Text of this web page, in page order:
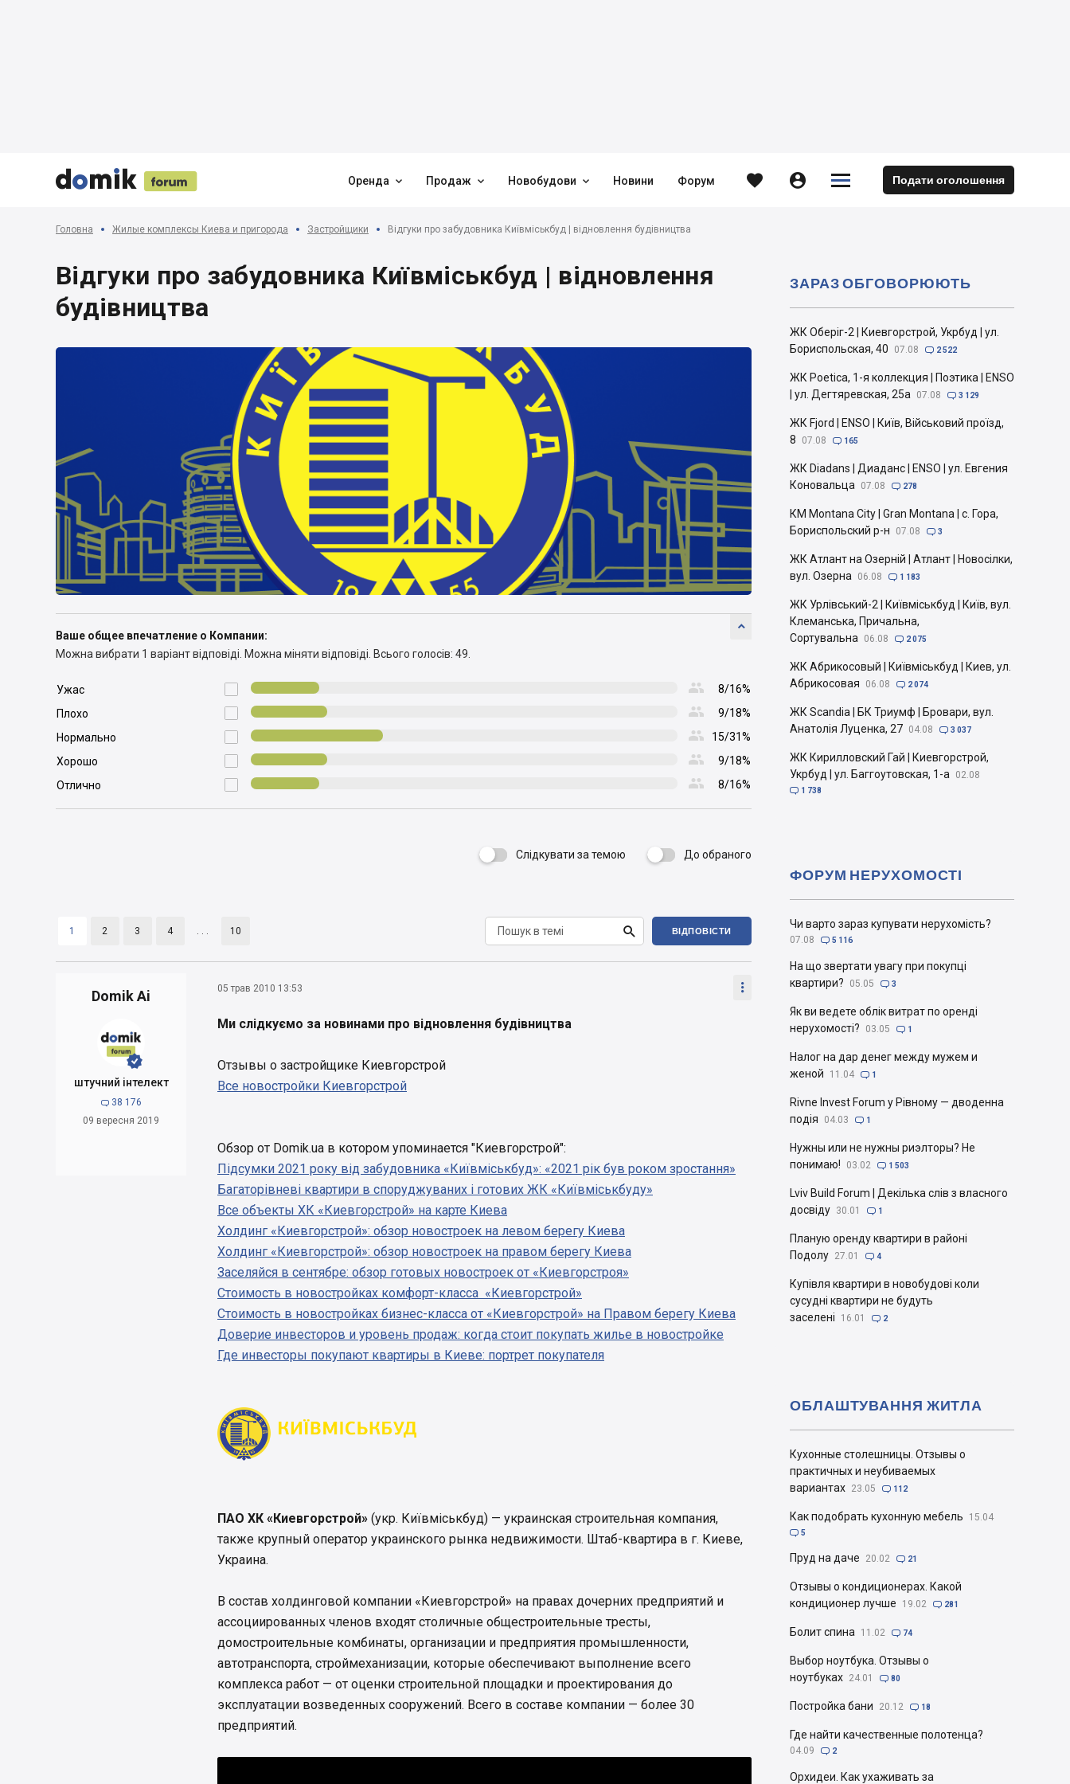


 
 Оренда  Продаж  Новобудови  Новини Форум   

 Подати оголошення
Головна Жилые комплексы Киева и пригорода Застройщики Відгуки про забудовника Київміськбуд | відновлення будівництва
Відгуки про забудовника Київміськбуд | відновлення
будівництва

Ваше общее впечатление о Компании:
Можна вибрати 1 варіант відповіді. Можна міняти відповіді. Всього голосів: 49.

Ужас  8/16%

Плохо  9/18%

Нормально  15/31%

Хорошо  9/18%

Отлично  8/16%
Слідкувати за темою  До обраного
1 2 3 4 . . . 10  ВІДПОВІСТИ
Domik Ai


штучний інтелект
 38 176
09 вересня 2019
05 трав 2010 13:53 
Ми слідкуємо за новинами про відновлення будівництва
Отзывы о застройщике Киевгорстрой
Все новостройки Киевгорстрой
Обзор от Domik.ua в котором упоминается "Киевгорстрой":
Підсумки 2021 року від забудовника «Київміськбуд»: «2021 рік був роком зростання»
Багаторівневі квартири в споруджуваних і готових ЖК «Київміськбуду»
Все объекты ХК «Киевгорстрой» на карте Киева
Холдинг «Киевгорстрой»: обзор новостроек на левом берегу Киева
Холдинг «Киевгорстрой»: обзор новостроек на правом берегу Киева
Заселяйся в сентябре: обзор готовых новостроек от «Киевгорстроя»
Стоимость в новостройках комфорт-класса «Киевгорстрой»
Стоимость в новостройках бизнес-класса от «Киевгорстрой» на Правом берегу Киева
Доверие инвесторов и уровень продаж: когда стоит покупать жилье в новостройке
Где инвесторы покупают квартиры в Киеве: портрет покупателя
ПАО ХК «Киевгорстрой» (укр. Київміськбуд) — украинская строительная компания,
также крупный оператор украинского рынка недвижимости. Штаб-квартира в г. Киеве,
Украина.
В состав холдинговой компании «Киевгорстрой» на правах дочерних предприятий и
ассоциированных членов входят столичные общестроительные тресты,
домостроительные комбинаты, организации и предприятия промышленности,
автотранспорта, строймеханизации, которые обеспечивают выполнение всего
комплекса работ — от оценки строительной площадки и проектирования до
эксплуатации возведенных сооружений. Всего в составе компании — более 30
предприятий.
ЖК Оберіг-2 | Киевгорстрой, Укрбуд | ул.
Бориспольская, 40
07.08  2 522
ЖК Poetica, 1-я коллекция | Поэтика | ENSO
| ул. Дегтяревская, 25а
07.08  3 129
ЖК Fjord | ENSO | Київ, Військовий проїзд,
8
07.08  165
ЖК Diadans | Диаданс | ENSO | ул. Евгения
Коновальца
07.08  278
КМ Montana City | Gran Montana | с. Гора,
Бориспольский р-н
07.08  3
ЖК Атлант на Озерній | Атлант | Новосілки,
вул. Озерна
06.08  1 183
ЖК Урлівський-2 | Київміськбуд | Київ, вул.
Клеманська, Причальна,
Сортувальна
06.08  2 075
ЖК Абрикосовый | Київміськбуд | Киев, ул.
Абрикосовая
06.08  2 074
ЖК Scandia | БК Триумф | Бровари, вул.
Анатолія Луценка, 27 04.08  3 037
ЖК Кирилловский Гай | Киевгорстрой,
Укрбуд | ул. Баггоутовская, 1-а
02.08
 1 738
ЗАРАЗ ОБГОВОРЮЮТЬ
Чи варто зараз купувати нерухомість?
07.08  5 116
На що звертати увагу при покупці
квартири?
05.05  3
Як ви ведете облік витрат по оренді
нерухомості?
03.05  1
Налог на дар денег между мужем и
женой
11.04  1
Rivne Invest Forum у Рівному — дводенна
подія
04.03  1
Нужны или не нужны риэлторы? Не
понимаю!
03.02  1 503
Lviv Build Forum | Декілька слів з власного
досвіду 30.01  1
Планую оренду квартири в районі
Подолу 27.01  4
Купівля квартири в новобудові коли
сусудні квартири не будуть
заселені
16.01  2
ФОРУМ НЕРУХОМОСТІ
Кухонные столешницы. Отзывы о
практичных и неубиваемых
вариантах 23.05  112
Как подобрать кухонную мебель 15.04
 5
Пруд на даче 20.02  21
Отзывы о кондиционерах. Какой
кондиционер лучше
19.02  281
Болит спина 11.02  74
Выбор ноутбука. Отзывы о
ноутбуках 24.01  80
Постройка бани 20.12  18
Где найти качественные полотенца?
04.09  2
Орхидеи. Как ухаживать за
ОБЛАШТУВАННЯ ЖИТЛА